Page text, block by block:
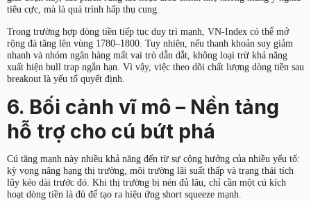
tiêu cực, mà là quá trình hấp thụ cung.
Trong trường hợp dòng tiền tiếp tục duy trì mạnh, VN-Index có thể mở
rộng đà tăng lên vùng 1780–1800. Tuy nhiên, nếu thanh khoản suy giảm
nhanh và nhóm ngân hàng mất vai trò dẫn dắt, không loại trừ khả năng
xuất hiện bull trap ngắn hạn. Vì vậy, việc theo dõi chất lượng dòng tiền sau
breakout là yếu tố quyết định.
6. Bối cảnh vĩ mô – Nền tảng
hỗ trợ cho cú bứt phá
Cú tăng mạnh này nhiều khả năng đến từ sự cộng hưởng của nhiều yếu tố:
kỳ vọng nâng hạng thị trường, môi trường lãi suất thấp và trạng thái tích
lũy kéo dài trước đó. Khi thị trường bị nén đủ lâu, chỉ cần một cú kích
hoạt dòng tiền là đủ để tạo ra hiệu ứng short squeeze mạnh.